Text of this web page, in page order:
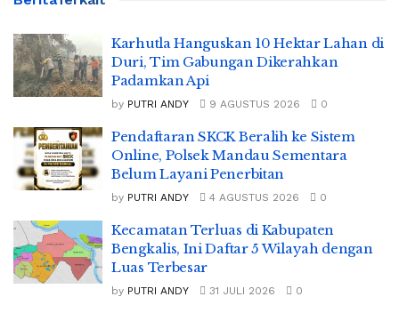
Karhutla Hanguskan 10 Hektar Lahan di
Duri, Tim Gabungan Dikerahkan
Padamkan Api
by PUTRI ANDY 9 AGUSTUS 2026 0
Pendaftaran SKCK Beralih ke Sistem
Online, Polsek Mandau Sementara
Belum Layani Penerbitan
by PUTRI ANDY 4 AGUSTUS 2026 0
Kecamatan Terluas di Kabupaten
Bengkalis, Ini Daftar 5 Wilayah dengan
Luas Terbesar
by PUTRI ANDY 31 JULI 2026 0